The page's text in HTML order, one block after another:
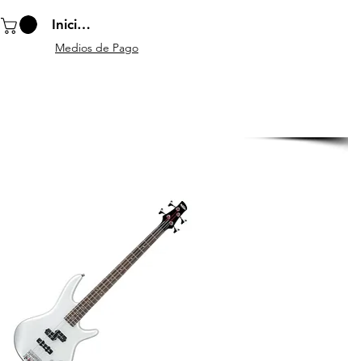
Iniciar sesión
Medios de Pago